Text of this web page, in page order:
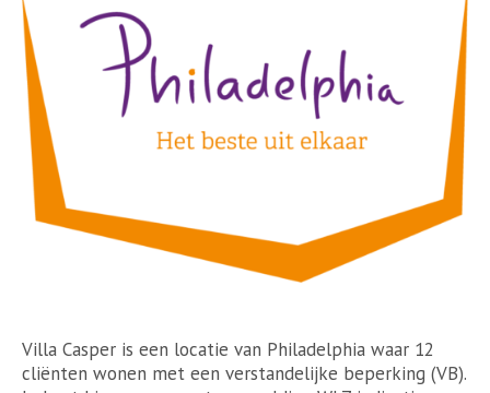
Villa Casper is een locatie van Philadelphia waar 12
cliënten wonen met een verstandelijke beperking (VB).